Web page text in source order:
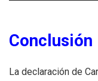
Conclusión
La declaración de